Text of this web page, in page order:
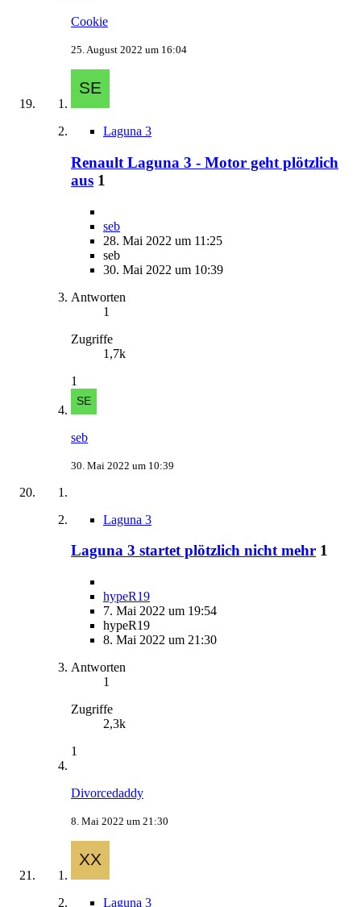
Cookie
25. August 2022 um 16:04
Laguna 3
Renault Laguna 3 - Motor geht plötzlich
aus 1
seb
28. Mai 2022 um 11:25
seb
30. Mai 2022 um 10:39
Antworten
1
Zugriffe
1,7k
1
seb
30. Mai 2022 um 10:39
Laguna 3
Laguna 3 startet plötzlich nicht mehr 1
hypeR19
7. Mai 2022 um 19:54
hypeR19
8. Mai 2022 um 21:30
Antworten
1
Zugriffe
2,3k
1
Divorcedaddy
8. Mai 2022 um 21:30
Laguna 3